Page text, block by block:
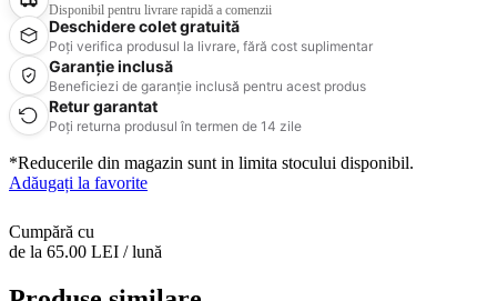
Disponibil pentru livrare rapidă a comenzii
Deschidere colet gratuită
Poți verifica produsul la livrare, fără cost suplimentar
Garanție inclusă
Beneficiezi de garanție inclusă pentru acest produs
Retur garantat
Poți returna produsul în termen de 14 zile
*Reducerile din magazin sunt in limita stocului disponibil.
Adăugați la favorite
Cumpără cu
de la 65.00 LEI / lună